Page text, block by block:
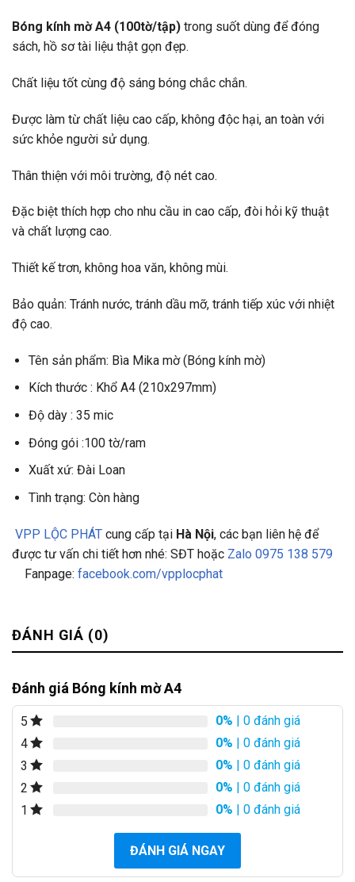
Bóng kính mờ A4 (100tờ/tập) trong suốt dùng để đóng
sách, hồ sơ tài liệu thật gọn đẹp.
Chất liệu tốt cùng độ sáng bóng chắc chắn.
Được làm từ chất liệu cao cấp, không độc hại, an toàn với
sức khỏe người sử dụng.
Thân thiện với môi trường, độ nét cao.
Đặc biệt thích hợp cho nhu cầu in cao cấp, đòi hỏi kỹ thuật
và chất lượng cao.
Thiết kế trơn, không hoa văn, không mùi.
Bảo quản: Tránh nước, tránh dầu mỡ, tránh tiếp xúc với nhiệt
độ cao.
Tên sản phẩm: Bìa Mika mờ (Bóng kính mờ)
Kích thước : Khổ A4 (210x297mm)
Độ dày : 35 mic
Đóng gói :100 tờ/ram
Xuất xứ: Đài Loan
Tình trạng: Còn hàng
VPP LỘC PHÁT cung cấp tại Hà Nội, các bạn liên hệ để
được tư vấn chi tiết hơn nhé: SĐT hoặc Zalo 0975 138 579
Fanpage: facebook.com/vpplocphat
ĐÁNH GIÁ (0)
Đánh giá Bóng kính mờ A4
5 0% | 0 đánh giá
4
0% | 0 đánh giá
3
0% | 0 đánh giá
2
0% | 0 đánh giá
1
0% | 0 đánh giá
ĐÁNH GIÁ NGAY